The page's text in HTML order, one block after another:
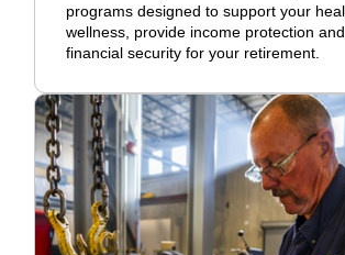
programs designed to support your
wellness, provide income protection
financial security for your retirement.